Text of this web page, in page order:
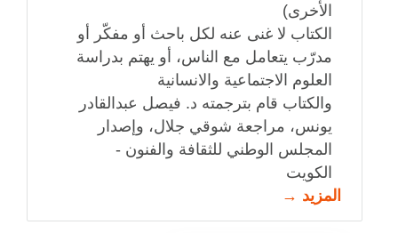
الأخرى)
الكتاب لا غنى عنه لكل باحث أو مفكّر أو
مدرّب يتعامل مع الناس، أو يهتم بدراسة
العلوم الاجتماعية والانسانية
والكتاب قام بترجمته د. فيصل عبدالقادر
يونس، مراجعة شوقي جلال، وإصدار
المجلس الوطني للثقافة والفنون -
الكويت
المزيد →